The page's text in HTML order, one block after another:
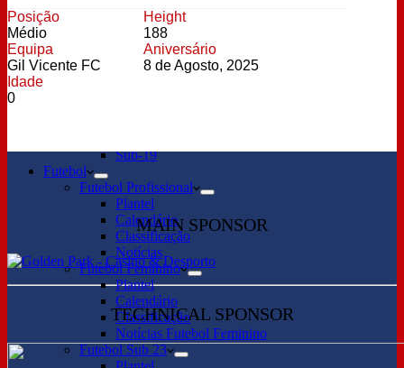
Oficial Sponsor
Notícias
Profissional
Feminino
Sub-19
Futebol
Futebol Profissional
Plantel
Calendário
Classificação
Notícias
Futebol Feminino
Plantel
Calendário
Classificação
Notícias Futebol Feminino
Futebol Sub 23
Posição
Médio
Height
188
Equipa
Gil Vicente FC
Aniversário
8 de Agosto, 2025
Idade
0
MAIN SPONSOR
TECHNICAL SPONSOR